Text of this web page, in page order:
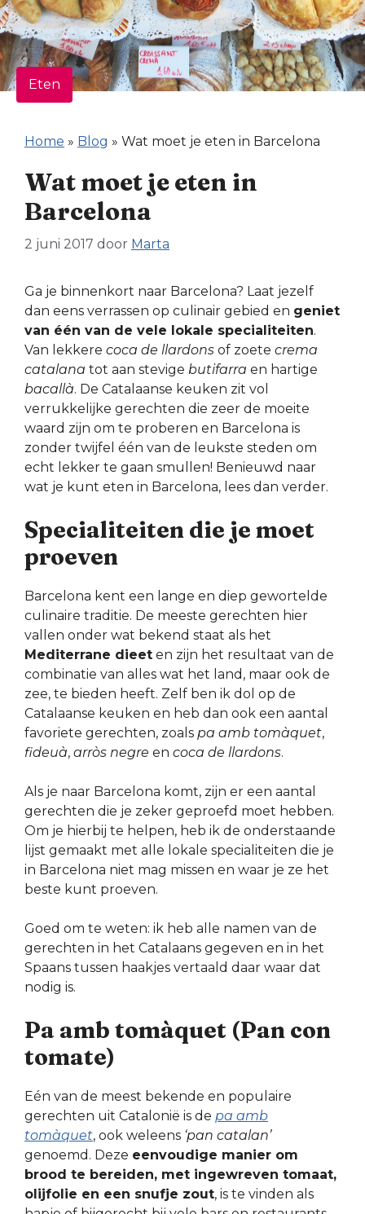
Eten
Home » Blog » Wat moet je eten in Barcelona
Wat moet je eten in
Barcelona
2 juni 2017 door Marta
Ga je binnenkort naar Barcelona? Laat jezelf
dan eens verrassen op culinair gebied en geniet
van één van de vele lokale specialiteiten.
Van lekkere coca de llardons of zoete crema
catalana tot aan stevige butifarra en hartige
bacallà. De Catalaanse keuken zit vol
verrukkelijke gerechten die zeer de moeite
waard zijn om te proberen en Barcelona is
zonder twijfel één van de leukste steden om
echt lekker te gaan smullen! Benieuwd naar
wat je kunt eten in Barcelona, lees dan verder.
Specialiteiten die je moet
proeven
Barcelona kent een lange en diep gewortelde
culinaire traditie. De meeste gerechten hier
vallen onder wat bekend staat als het
Mediterrane dieet en zijn het resultaat van de
combinatie van alles wat het land, maar ook de
zee, te bieden heeft. Zelf ben ik dol op de
Catalaanse keuken en heb dan ook een aantal
favoriete gerechten, zoals pa amb tomàquet,
fideuà, arròs negre en coca de llardons.
Als je naar Barcelona komt, zijn er een aantal
gerechten die je zeker geproefd moet hebben.
Om je hierbij te helpen, heb ik de onderstaande
lijst gemaakt met alle lokale specialiteiten die je
in Barcelona niet mag missen en waar je ze het
beste kunt proeven.
Goed om te weten: ik heb alle namen van de
gerechten in het Catalaans gegeven en in het
Spaans tussen haakjes vertaald daar waar dat
nodig is.
Pa amb tomàquet (Pan con
tomate)
Eén van de meest bekende en populaire
gerechten uit Catalonië is de pa amb
tomàquet, ook weleens ‘pan catalan’
genoemd. Deze eenvoudige manier om
brood te bereiden, met ingewreven tomaat,
olijfolie en een snufje zout, is te vinden als